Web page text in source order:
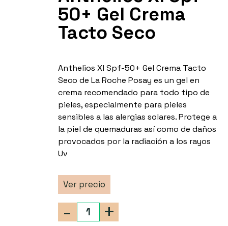
50+ Gel Crema
Tacto Seco
Anthelios Xl Spf-50+ Gel Crema Tacto
Seco de La Roche Posay es un gel en
crema recomendado para todo tipo de
pieles, especialmente para pieles
sensibles a las alergias solares. Protege a
la piel de quemaduras así como de daños
provocados por la radiación a los rayos
Uv
Ver precio
+
-